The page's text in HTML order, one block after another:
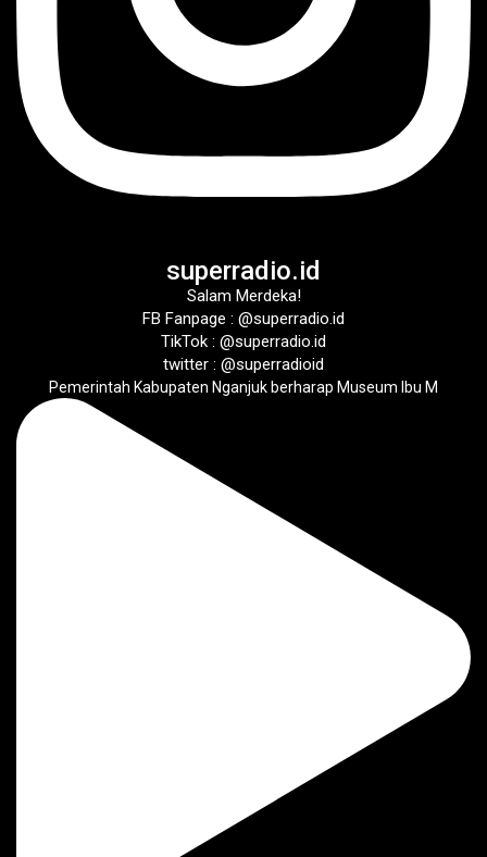
superradio.id
Salam Merdeka!
FB Fanpage : @superradio.id
TikTok : @superradio.id
twitter : @superradioid
Pemerintah Kabupaten Nganjuk berharap Museum Ibu M